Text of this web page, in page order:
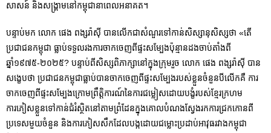
សាសន៍ និងសង្គ្រាមនៅកម្ពុជានាពេលអនាគត។
បន្ទាប់មក លោក ផេង ពង្សរ៉ាស៊ី បានលើកជាសំណួរទៅកាន់សិស្សានុសិស្សថា «តើ
ប្រជាជនកម្ពុជា ធ្លាប់ទទួលរងការចាកចេញពីផ្ទះសម្បែងប៉ុន្មានដងចាប់តាំងពី
ឆ្នាំ១៩៧៥-២០២៥? បន្ទាប់ពីសិស្សពិភាក្សានៅក្នុងក្រុមរួច លោក​ ផេង ពង្សរ៉ាស៊ី បាន
សង្ខេបថា ប្រជាជនកម្ពុជាធ្លាប់បានចាកចេញពីផ្ទះសម្បែងរបស់ខ្លួនចំនួនបីលើកគឺ ការ
ចាកចេញពីផ្ទះសម្បែងក្រោមព្រឹត្តិការណ៍នៃការជម្លៀសដោយបង្ខំរបស់ខ្មែរក្រហម
ការភៀសខ្លួនទៅកាន់ជំរំស្ថិតនៅតាមព្រំដែនក្នុងគោលបំណងស្វែងរកការជ្រកកោនពី
ប្រទេសមួយចំនួន និងការភៀសសឹកដែលបង្កដោយជម្លោះប្រដាប់អាវុធរវាងកម្ពុជា